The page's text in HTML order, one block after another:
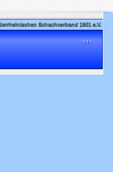
Schachverband 1901 e.V.
↑↑↑